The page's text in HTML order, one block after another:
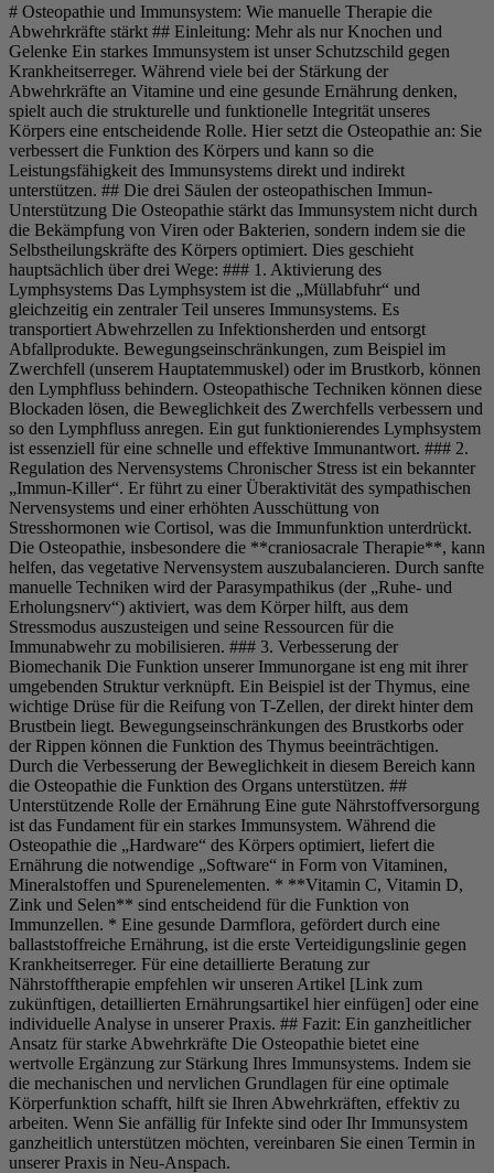
# Osteopathie und Immunsystem: Wie manuelle Therapie die
Abwehrkräfte stärkt ## Einleitung: Mehr als nur Knochen und
Gelenke Ein starkes Immunsystem ist unser Schutzschild gegen
Krankheitserreger. Während viele bei der Stärkung der
Abwehrkräfte an Vitamine und eine gesunde Ernährung denken,
spielt auch die strukturelle und funktionelle Integrität unseres
Körpers eine entscheidende Rolle. Hier setzt die Osteopathie an: Sie
verbessert die Funktion des Körpers und kann so die
Leistungsfähigkeit des Immunsystems direkt und indirekt
unterstützen. ## Die drei Säulen der osteopathischen Immun-
Unterstützung Die Osteopathie stärkt das Immunsystem nicht durch
die Bekämpfung von Viren oder Bakterien, sondern indem sie die
Selbstheilungskräfte des Körpers optimiert. Dies geschieht
hauptsächlich über drei Wege: ### 1. Aktivierung des
Lymphsystems Das Lymphsystem ist die „Müllabfuhr“ und
gleichzeitig ein zentraler Teil unseres Immunsystems. Es
transportiert Abwehrzellen zu Infektionsherden und entsorgt
Abfallprodukte. Bewegungseinschränkungen, zum Beispiel im
Zwerchfell (unserem Hauptatemmuskel) oder im Brustkorb, können
den Lymphfluss behindern. Osteopathische Techniken können diese
Blockaden lösen, die Beweglichkeit des Zwerchfells verbessern und
so den Lymphfluss anregen. Ein gut funktionierendes Lymphsystem
ist essenziell für eine schnelle und effektive Immunantwort. ### 2.
Regulation des Nervensystems Chronischer Stress ist ein bekannter
„Immun-Killer“. Er führt zu einer Überaktivität des sympathischen
Nervensystems und einer erhöhten Ausschüttung von
Stresshormonen wie Cortisol, was die Immunfunktion unterdrückt.
Die Osteopathie, insbesondere die **craniosacrale Therapie**, kann
helfen, das vegetative Nervensystem auszubalancieren. Durch sanfte
manuelle Techniken wird der Parasympathikus (der „Ruhe- und
Erholungsnerv“) aktiviert, was dem Körper hilft, aus dem
Stressmodus auszusteigen und seine Ressourcen für die
Immunabwehr zu mobilisieren. ### 3. Verbesserung der
Biomechanik Die Funktion unserer Immunorgane ist eng mit ihrer
umgebenden Struktur verknüpft. Ein Beispiel ist der Thymus, eine
wichtige Drüse für die Reifung von T-Zellen, der direkt hinter dem
Brustbein liegt. Bewegungseinschränkungen des Brustkorbs oder
der Rippen können die Funktion des Thymus beeinträchtigen.
Durch die Verbesserung der Beweglichkeit in diesem Bereich kann
die Osteopathie die Funktion des Organs unterstützen. ##
Unterstützende Rolle der Ernährung Eine gute Nährstoffversorgung
ist das Fundament für ein starkes Immunsystem. Während die
Osteopathie die „Hardware“ des Körpers optimiert, liefert die
Ernährung die notwendige „Software“ in Form von Vitaminen,
Mineralstoffen und Spurenelementen. * **Vitamin C, Vitamin D,
Zink und Selen** sind entscheidend für die Funktion von
Immunzellen. * Eine gesunde Darmflora, gefördert durch eine
ballaststoffreiche Ernährung, ist die erste Verteidigungslinie gegen
Krankheitserreger. Für eine detaillierte Beratung zur
Nährstofftherapie empfehlen wir unseren Artikel [Link zum
zukünftigen, detaillierten Ernährungsartikel hier einfügen] oder eine
individuelle Analyse in unserer Praxis. ## Fazit: Ein ganzheitlicher
Ansatz für starke Abwehrkräfte Die Osteopathie bietet eine
wertvolle Ergänzung zur Stärkung Ihres Immunsystems. Indem sie
die mechanischen und nervlichen Grundlagen für eine optimale
Körperfunktion schafft, hilft sie Ihren Abwehrkräften, effektiv zu
arbeiten. Wenn Sie anfällig für Infekte sind oder Ihr Immunsystem
ganzheitlich unterstützen möchten, vereinbaren Sie einen Termin in
unserer Praxis in Neu-Anspach.